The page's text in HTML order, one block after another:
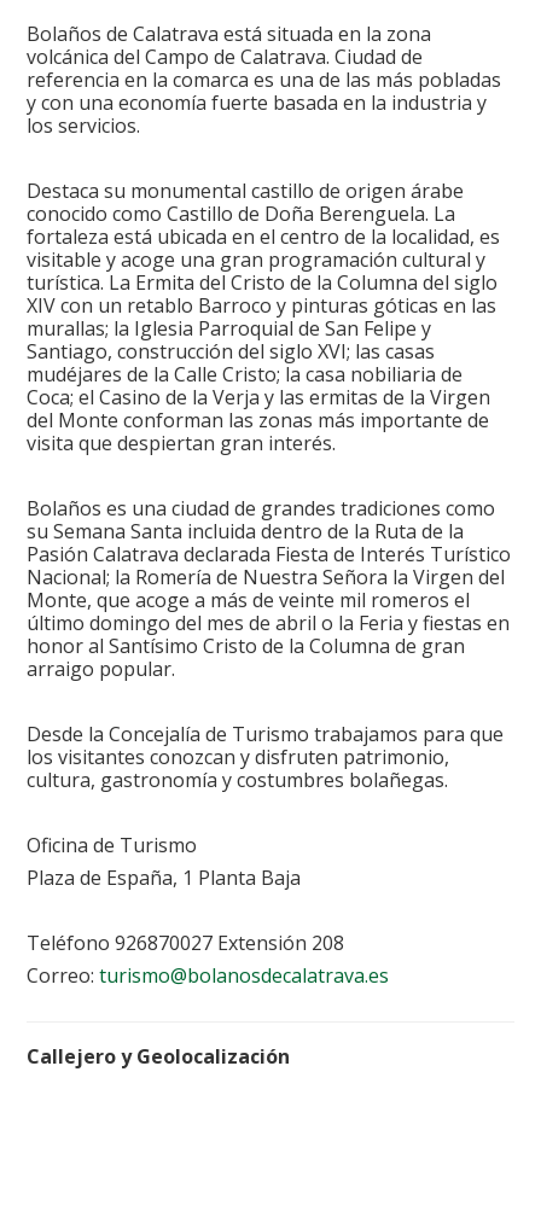
Bolaños de Calatrava está situada en la zona
volcánica del Campo de Calatrava. Ciudad de
referencia en la comarca es una de las más pobladas
y con una economía fuerte basada en la industria y
los servicios.
Destaca su monumental castillo de origen árabe
conocido como Castillo de Doña Berenguela. La
fortaleza está ubicada en el centro de la localidad, es
visitable y acoge una gran programación cultural y
turística. La Ermita del Cristo de la Columna del siglo
XIV con un retablo Barroco y pinturas góticas en las
murallas; la Iglesia Parroquial de San Felipe y
Santiago, construcción del siglo XVI; las casas
mudéjares de la Calle Cristo; la casa nobiliaria de
Coca; el Casino de la Verja y las ermitas de la Virgen
del Monte conforman las zonas más importante de
visita que despiertan gran interés.
Bolaños es una ciudad de grandes tradiciones como
su Semana Santa incluida dentro de la Ruta de la
Pasión Calatrava declarada Fiesta de Interés Turístico
Nacional; la Romería de Nuestra Señora la Virgen del
Monte, que acoge a más de veinte mil romeros el
último domingo del mes de abril o la Feria y fiestas en
honor al Santísimo Cristo de la Columna de gran
arraigo popular.
Desde la Concejalía de Turismo trabajamos para que
los visitantes conozcan y disfruten patrimonio,
cultura, gastronomía y costumbres bolañegas.
Oficina de Turismo
Plaza de España, 1 Planta Baja
Teléfono 926870027 Extensión 208
Correo:turismo@bolanosdecalatrava.es
Callejero y Geolocalización